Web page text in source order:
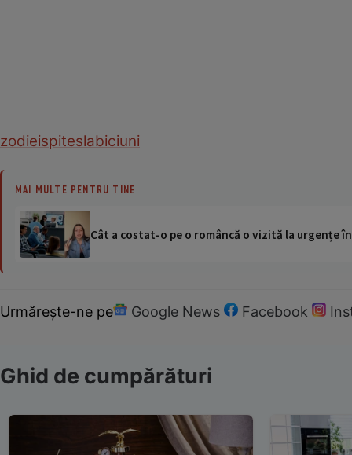
zodieispiteslabiciuni
MAI MULTE PENTRU TINE
Cât a costat-o pe o româncă o vizită la urgențe
Urmărește-ne pe Google News Facebook
Ghid de cumpărături